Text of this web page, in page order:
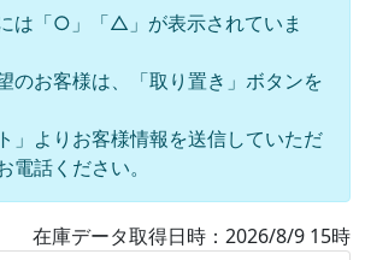
は「○」「△」が表示されていま
のお客様は、「取り置き」ボタンを
」よりお客様情報を送信していただ
電話ください。
在庫データ取得日時：2026/8/9 15時